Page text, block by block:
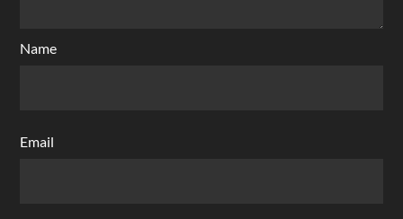
Name
Email